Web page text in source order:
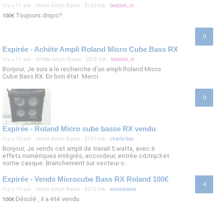
il y a 11 ans · Vends Ampli Basse · 3120 hits · boddah_m
100€ Toujours dispo?
0
Expirée - Achète Ampli Roland Micro Cube Bass RX
il y a 11 ans · Achète Ampli Basse · 2879 hits · boddah_m
Bonjour, Je suis a le recherche d'un ampli Roland Micro
Cube Bass RX. En bon état. Merci.
0
Expirée - Roland Micro cube basse RX vendu
il y a 12 ans · Vends Ampli Basse · 3103 hits · charlichou
Bonjour, Je vends cet ampli de travail 5 watts, avec 6
effets numériques intégrés, accordeur, entrée cd/mp3 et
sortie casque. Branchement sur secteur o...
4
Expirée - Vends Microcube Bass RX Roland 100€
il y a 15 ans · Vends Ampli Basse · 4270 hits · sonnobasse
100€ Désolé , il a été vendu